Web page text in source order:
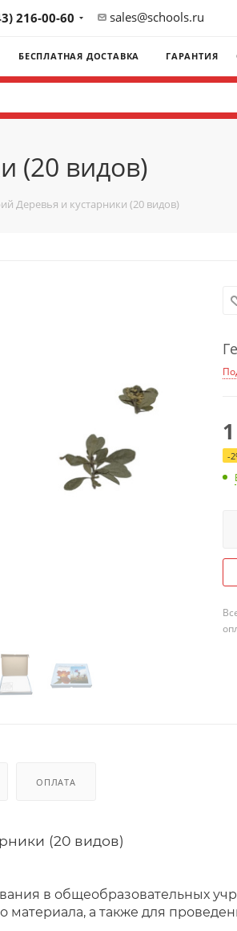
216-00-60 sales@schools.ru
БЕСПЛАТНАЯ ДОСТАВКА ГАРАНТИЯ
(20 видов)
Деревья и кустарники (20 видов)
-2
ОПЛАТА
(20 видов)
в общеобразовательных
материала, а также для